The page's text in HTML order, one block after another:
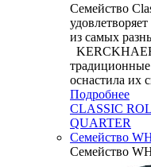
Семейство
из самых
оснастила их
Подробнее
CLASSIC
QUARTER
Семейство
Семейство